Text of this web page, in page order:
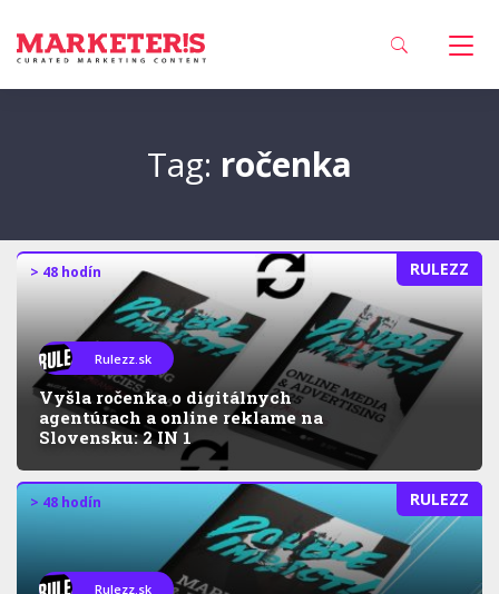
Tag: ročenka
RULEZZ
> 48 hodín
Rulezz.sk
Vyšla ročenka o digitálnych
agentúrach a online reklame na
Slovensku: 2 IN 1
RULEZZ
> 48 hodín
Rulezz.sk